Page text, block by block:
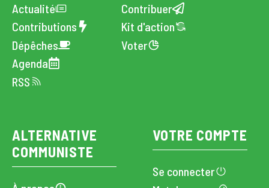
Actualité
Contributions
Dépêches
Agenda
RSS
Contribuer
Kit d'action
Voter
ALTERNATIVE
COMMUNISTE
VOTRE COMPTE
Se connecter